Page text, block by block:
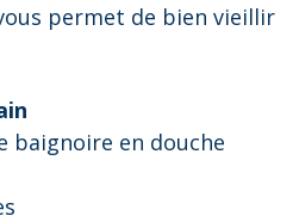
permet de bien vieillir
baignoire en douche